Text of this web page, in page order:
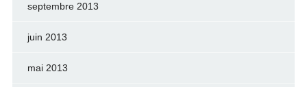
septembre 2013
juin 2013
mai 2013